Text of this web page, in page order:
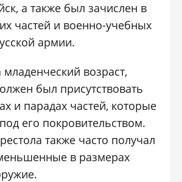
а также был зачислен в
частей и военно-учебных
армии.
возраст,
был присутствовать
и парадах частей, которые
его покровительством.
также часто получал
в размерах